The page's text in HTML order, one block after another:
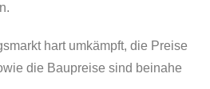
hart umkämpft, die Preise
die Baupreise sind beinahe